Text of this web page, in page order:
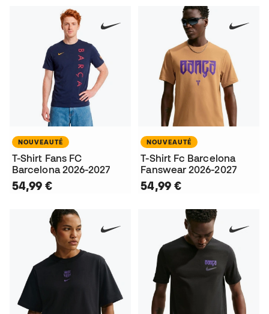
NOUVEAUTÉ
T-Shirt Fans FC
Barcelona 2026-2027
54,99 €
NOUVEAUTÉ
T-Shirt Fc Barcelona
Fanswear 2026-2027
54,99 €